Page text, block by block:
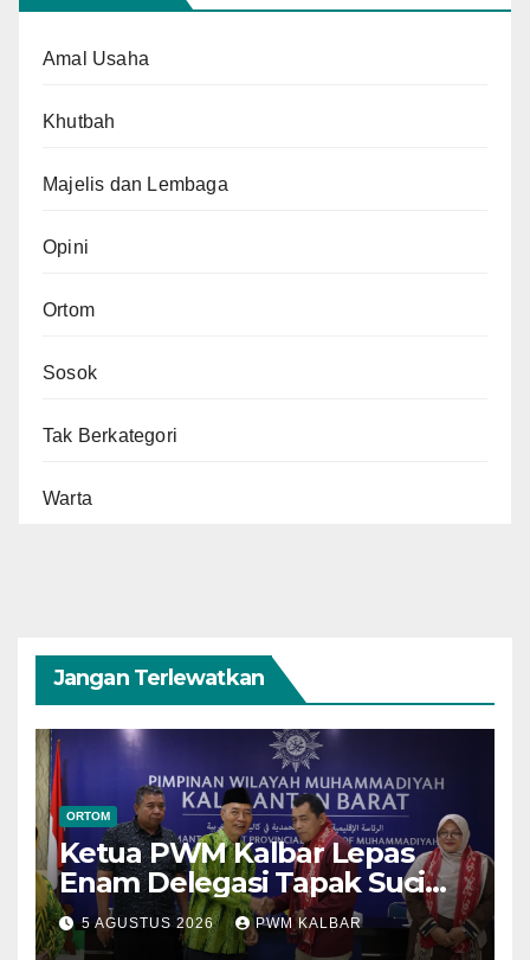
Amal Usaha
Khutbah
Majelis dan Lembaga
Opini
Ortom
Sosok
Tak Berkategori
Warta
Jangan Terlewatkan
ORTOM
Ketua PWM Kalbar Lepas
Enam Delegasi Tapak Suci
Menuju Muktamar XVI di
Semarang
5 AGUSTUS 2026 PWM KALBAR